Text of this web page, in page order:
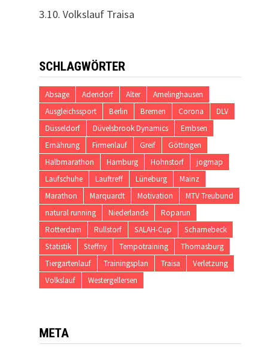
3.10. Volkslauf Traisa
SCHLAGWÖRTER
Absage Adendorf Alter
Amelinghausen
Ausgleichssport
Berlin Bremen Corona
DLV
Düsseldorf
Düvelsbrook Dynamics
Embsen
Ernährung
Firmenlauf Greif
Göttingen
Halbmarathon
Hamburg Hohnstorf
jogmap
Laufschuhe
Lauftreff Lüneburg
Mainz
Marathon
Marquardt Motivation
MTV Treubund
natural running
Niederlande
Roparun
Rotterdam
Rullstorf SALAH-Cup
Scharnebeck
Statistik
Steffny Tempotraining
Thomasburg
Tiergartenlauf
Trainingsplan Traisa
Verletzung
Volkslauf
Westergellersen
META